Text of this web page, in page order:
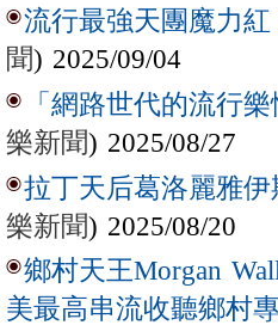
流行最強天團魔力
聞) 2025/09/04
「網路世代的流行
樂新聞) 2025/08/27
拉丁天后葛洛麗雅伊
樂新聞) 2025/08/20
鄉村天王Morgan
美最高串流收聽鄉村